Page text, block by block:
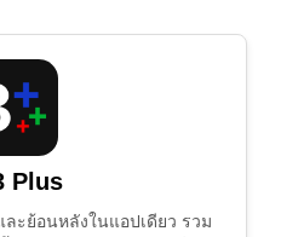
Plus
ะย้อนหลังในแอปเดียว รวม